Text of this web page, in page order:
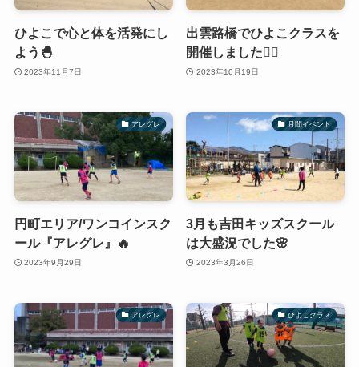
ひよこで心と体を活発にし
よう🐣
2023年11月7日
出雲路橋でひよこクラスを
開催しました🙆‍♀️
2023年10月19日
アレグレ
円町エリア/ワンコインスク
ール『アレグレ』🔥
2023年9月29日
月間イベント
3月も吉田キッズスクール
は大盛況でした🌸
2023年3月26日
アレグレ ひよこクラス